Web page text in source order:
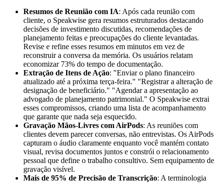
Resumos de Reunião com IA: Após cada reunião com
cliente, o Speakwise gera resumos estruturados destacando
decisões de investimento discutidas, recomendações de
planejamento feitas e preocupações do cliente levantadas.
Revise e refine esses resumos em minutos em vez de
reconstruir a conversa da memória. Os usuários relatam
economizar 73% do tempo de documentação.
Extração de Itens de Ação: "Enviar o plano financeiro
atualizado até a próxima terça-feira." "Registrar a alteração de
designação de beneficiário." "Agendar a apresentação ao
advogado de planejamento patrimonial." O Speakwise extrai
esses compromissos, criando uma lista de acompanhamento
que garante que nada seja esquecido.
Gravação Mãos-Livres com AirPods: As reuniões com
clientes devem parecer conversas, não entrevistas. Os AirPods
capturam o áudio claramente enquanto você mantém contato
visual, revisa documentos juntos e constrói o relacionamento
pessoal que define o trabalho consultivo. Sem equipamento de
gravação visível.
Mais de 95% de Precisão de Transcrição: A terminologia